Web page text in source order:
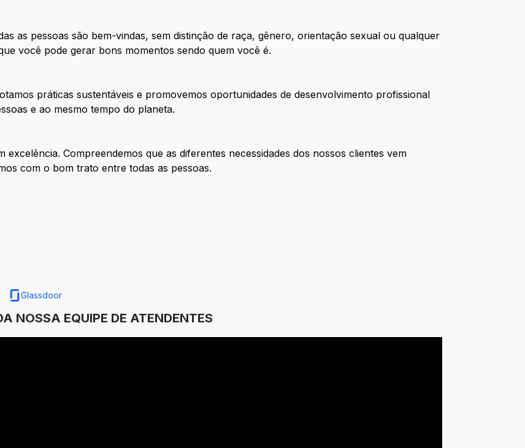
as pessoas são bem-vindas, sem distinção de raça, gênero, orientação sexual ou qualquer
você pode gerar bons momentos sendo quem você é.
práticas sustentáveis e promovemos oportunidades de desenvolvimento profissional
e ao mesmo tempo do planeta.
Compreendemos que as diferentes necessidades dos nossos clientes vem
com o bom trato entre todas as pessoas.
Glassdoor
NOSSA EQUIPE DE ATENDENTES